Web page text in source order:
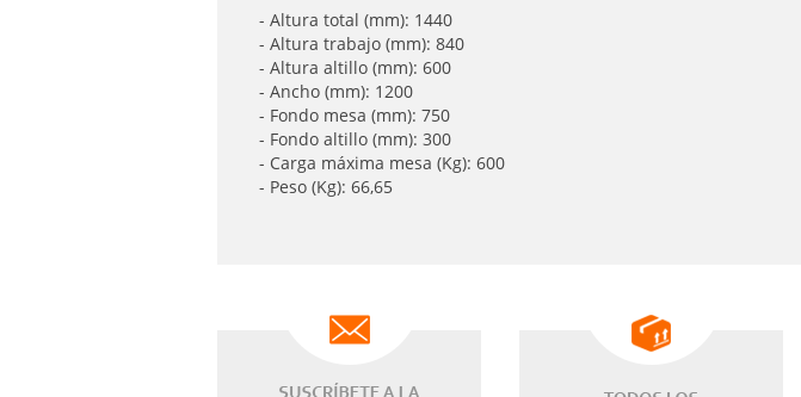
- Altura total (mm): 1440
- Altura trabajo (mm): 840
- Altura altillo (mm): 600
- Ancho (mm): 1200
- Fondo mesa (mm): 750
- Fondo altillo (mm): 300
- Carga máxima mesa (Kg): 600
- Peso (Kg): 66,65